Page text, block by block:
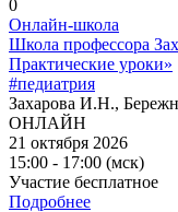
0
Онлайн-школа
Школа профессора
Практические уроки»
#педиатрия
Захарова И.Н.,
ОНЛАЙН
21 октября 2026
15:00 - 17:00 (мск)
Участие бесплатное
Подробнее